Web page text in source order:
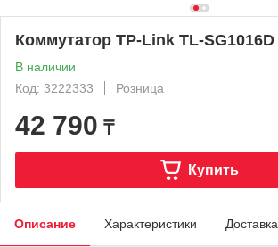
Коммутатор TP-Link TL-SG1016D
В наличии
Код: 3222333
Розница
42 790 ₸
Купить
Описание Характеристики Доставка